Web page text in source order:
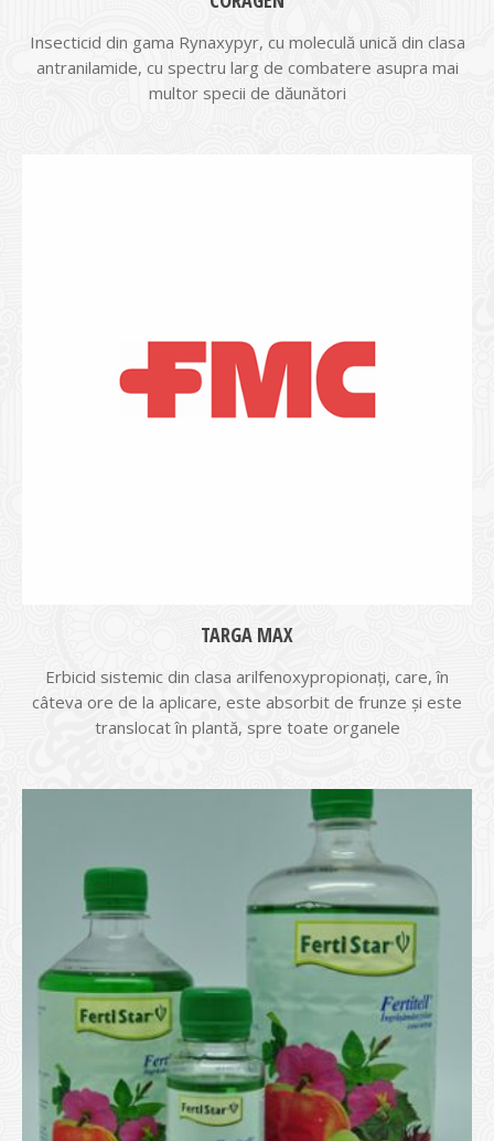
Insecticid din gama Rynaxypyr, cu moleculă unică din clasa
antranilamide, cu spectru larg de combatere asupra mai
multor specii de dăunători
TARGA MAX
Erbicid sistemic din clasa arilfenoxypropionaţi, care, în
câteva ore de la aplicare, este absorbit de frunze și este
translocat în plantă, spre toate organele